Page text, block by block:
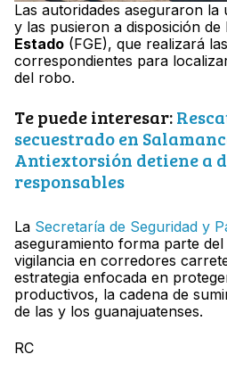
Las autoridades aseguraron la
y las pusieron a disposición de
Estado (FGE), que realizará
correspondientes para
del robo.
Te puede interesar:
secuestrado en
Antiextorsión detiene a
responsables
La Secretaría de Seguridad y
aseguramiento forma parte
vigilancia en corredores
estrategia enfocada en
productivos, la cadena de
de las y los guanajuatenses.
RC